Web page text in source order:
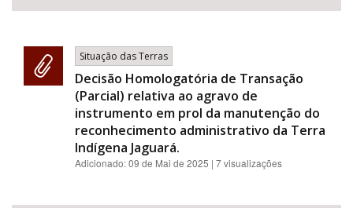
Situação das Terras
Decisão Homologatória de Transação
(Parcial) relativa ao agravo de
instrumento em prol da manutenção do
reconhecimento administrativo da Terra
Indígena Jaguará.
Adicionado:09 de Mai de 2025 | 7 visualizações